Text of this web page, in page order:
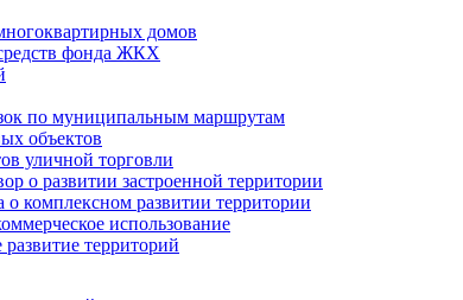
домов
фонда ЖКХ
по муниципальным маршрутам
объектов
уличной торговли
о развитии застроенной территории
о комплексном развитии территории
использование
территорий